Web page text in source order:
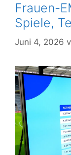
Frauen-
Spiele,
Juni 4, 2026